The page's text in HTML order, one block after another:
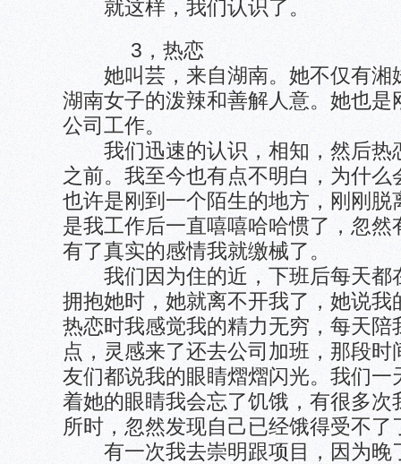
就这样，我们认识了。
3，热恋
她叫芸，来自湖南。她不仅有湘
湖南女子的泼辣和善解人意。她也是
公司工作。
我们迅速的认识，相知，然后热
之前。我至今也有点不明白，为什
也许是刚到一个陌生的地方，刚刚脱
是我工作后一直嘻嘻哈哈惯了，忽
有了真实的感情我就缴械了。
我们因为住的近，下班后每天都
拥抱她时，她就离不开我了，她说我
热恋时我感觉我的精力无穷，每天
点，灵感来了还去公司加班，那段
友们都说我的眼睛熠熠闪光。我们一
着她的眼睛我会忘了饥饿，有很多次
所时，忽然发现自己已经饿得受不
有一次我去崇明跟项目，因为晚